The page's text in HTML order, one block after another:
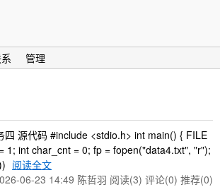
管理
四 源代码 #include <stdio.h> int main() { FILE
1; int char_cnt = 0; fp = fopen("data4.txt", "r");
阅读全文
06-23 14:49 陈哲羽 阅读(3) 评论(0) 推荐(0)